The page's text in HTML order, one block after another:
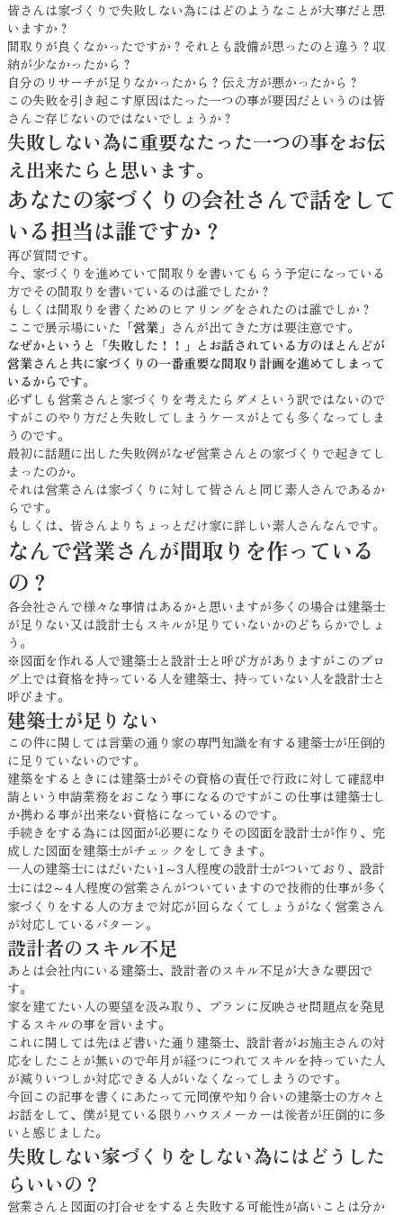
皆さんは家づくりで失敗しない為にはどのようなことが大事だと思
いますか？
間取りが良くなかったですか？それとも設備が思ったのと違う？収
納が少なかったから？
自分のリサーチが足りなかったから？伝え方が悪かったから？
この失敗を引き起こす原因はたった一つの事が要因だというのは皆
さんご存じないのではないでしょうか？
失敗しない為に重要なたった一つの事をお伝
え出来たらと思います。
あなたの家づくりの会社さんで話をして
いる担当は誰ですか？
再び質問です。
今、家づくりを進めていて間取りを書いてもらう予定になっている
方でその間取りを書いているのは誰でしたか？
もしくは間取りを書くためのヒアリングをされたのは誰でしか？
ここで展示場にいた 「営業」 さんが出てきた方は要注意です。
なぜかというと「失敗した！！」とお話されている方のほとんどが
営業さんと共に家づくりの一番重要な間取り計画を進めてしまって
いるからです。
必ずしも営業さんと家づくりを考えたらダメという訳ではないので
すがこのやり方だと失敗してしまうケースがとても多くなってしま
うのです。
最初に話題に出した失敗例がなぜ営業さんとの家づくりで起きてし
まったのか。
それは営業さんは家づくりに対して皆さんと同じ素人さんであるか
らです。
もしくは、皆さんよりちょっとだけ家に詳しい素人さんなんです。
なんで営業さんが間取りを作っている
の？
各会社さんで様々な事情はあるかと思いますが多くの場合は建築士
が足りない又は設計士もスキルが足りていないかのどちらかでしょ
う。
※図面を作れる人で建築士と設計士と呼び方がありますがこのブロ
グ上では資格を持っている人を建築士、持っていない人を設計士と
呼びます。
建築士が足りない
この件に関しては言葉の通り家の専門知識を有する建築士が圧倒的
に足りていないのです。
建築をするときには建築士がその資格の責任で行政に対して確認申
請という申請業務をおこなう事になるのですがこの仕事は建築士し
か携わる事が出来ない資格になっているのです。
手続きをする為には図面が必要になりその図面を設計士が作り、完
成した図面を建築士がチェックをしてきます。
一人の建築士にはだいたい1～3人程度の設計士がついており、設計
士には2～4人程度の営業さんがついていますので技術的仕事が多く
家づくりをする人の方まで対応が回らなくてしょうがなく営業さん
が対応しているパターン。
設計者のスキル不足
あとは会社内にいる建築士、設計者のスキル不足が大きな要因で
す。
家を建てたい人の要望を汲み取り、プランに反映させ問題点を発見
するスキルの事を言います。
これに関しては先ほど書いた通り建築士、設計者がお施主さんの対
応をしたことが無いので年月が経つにつれてスキルを持っていた人
が減りいつしか対応できる人がいなくなってしまうのです。
今回この記事を書くにあたって元同僚や知り合いの建築士の方々と
お話をして、僕が見ている限りハウスメーカーは後者が圧倒的に多
いと感じました。
失敗しない家づくりをしない為にはどうした
らいいの？
営業さんと図面の打合せをすると失敗する可能性が高いことは分か